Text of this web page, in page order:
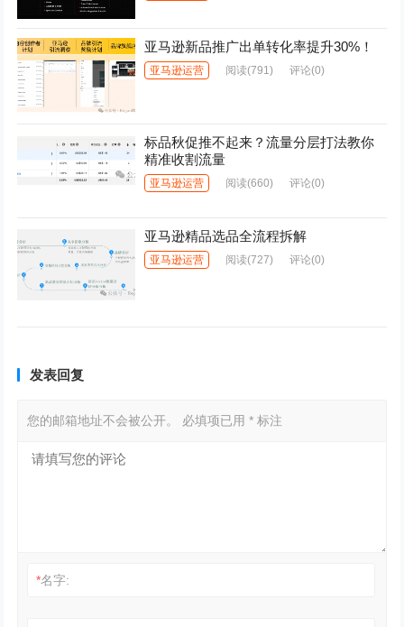
亚马逊新品推广出单转化率提升30%！
亚马逊运营 阅读(791) 评论(0)
标品秋促推不起来？流量分层打法教你
精准收割流量
亚马逊运营 阅读(660) 评论(0)
亚马逊精品选品全流程拆解
亚马逊运营 阅读(727) 评论(0)
发表回复
您的邮箱地址不会被公开。 必填项已用* 标注
*名字: